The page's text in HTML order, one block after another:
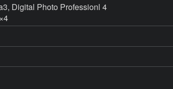
Digital Photo Professionl 4